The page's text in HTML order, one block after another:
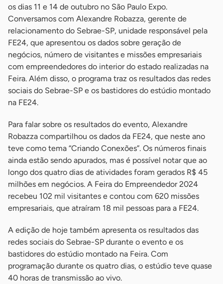
os dias 11 e 14 de outubro no São Paulo Expo.
Conversamos com Alexandre Robazza, gerente de
relacionamento do Sebrae-SP, unidade responsável pela
FE24, que apresentou os dados sobre geração de
negócios, número de visitantes e missões empresariais
com empreendedores do interior do estado realizadas na
Feira. Além disso, o programa traz os resultados das redes
sociais do Sebrae-SP e os bastidores do estúdio montado
na FE24.
Para falar sobre os resultados do evento, Alexandre
Robazza compartilhou os dados da FE24, que neste ano
teve como tema “Criando Conexões”. Os números finais
ainda estão sendo apurados, mas é possível notar que ao
longo dos quatro dias de atividades foram gerados R$ 45
milhões em negócios. A Feira do Empreendedor 2024
recebeu 102 mil visitantes e contou com 620 missões
empresariais, que atraíram 18 mil pessoas para a FE24.
A edição de hoje também apresenta os resultados das
redes sociais do Sebrae-SP durante o evento e os
bastidores do estúdio montado na Feira. Com
programação durante os quatro dias, o estúdio teve quase
40 horas de transmissão ao vivo.